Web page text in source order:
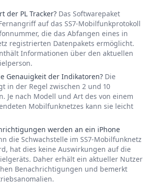
der PL Tracker? Das Softwarepaket
auf das SS7-Mobilfunkprotokoll
die das Abfangen eines in
registrierten Datenpakets ermöglicht.
Informationen über den aktuellen
Genauigkeit der Indikatoren?Die
in der Regel zwischen 2 und 10
Je nach Modell und Art des von einem
Mobilfunknetzes kann sie leicht
werden an ein iPhone
die Schwachstelle im SS7-Mobilfunknetz
hat dies keine Auswirkungen auf die
Daher erhält ein aktueller Nutzer
Benachrichtigungen und bemerkt